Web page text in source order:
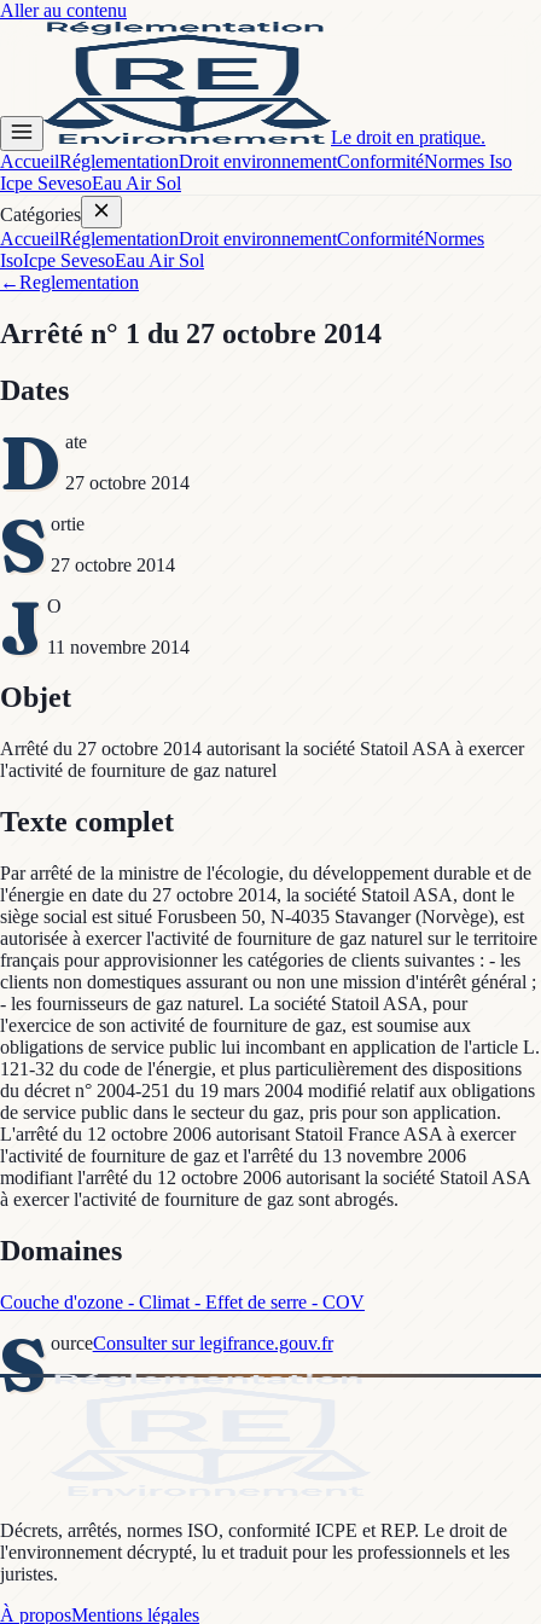
Aller au contenu
Le droit en pratique.
AccueilRéglementationDroit environnementConformitéNormes Iso
Icpe SevesoEau Air Sol
Catégories
AccueilRéglementationDroit environnementConformitéNormes
IsoIcpe SevesoEau Air Sol
←Reglementation
Arrêté n° 1 du 27 octobre 2014
Dates
D ate
27 octobre 2014
S ortie
27 octobre 2014
J O
11 novembre 2014
Objet
Arrêté du 27 octobre 2014 autorisant la société Statoil ASA à exercer
l'activité de fourniture de gaz naturel
Texte complet
Par arrêté de la ministre de l'écologie, du développement durable et de
l'énergie en date du 27 octobre 2014, la société Statoil ASA, dont le
siège social est situé Forusbeen 50, N-4035 Stavanger (Norvège), est
autorisée à exercer l'activité de fourniture de gaz naturel sur le territoire
français pour approvisionner les catégories de clients suivantes : - les
clients non domestiques assurant ou non une mission d'intérêt général ;
- les fournisseurs de gaz naturel. La société Statoil ASA, pour
l'exercice de son activité de fourniture de gaz, est soumise aux
obligations de service public lui incombant en application de l'article L.
121-32 du code de l'énergie, et plus particulièrement des dispositions
du décret n° 2004-251 du 19 mars 2004 modifié relatif aux obligations
de service public dans le secteur du gaz, pris pour son application.
L'arrêté du 12 octobre 2006 autorisant Statoil France ASA à exercer
l'activité de fourniture de gaz et l'arrêté du 13 novembre 2006
modifiant l'arrêté du 12 octobre 2006 autorisant la société Statoil ASA
à exercer l'activité de fourniture de gaz sont abrogés.
Domaines
Couche d'ozone - Climat - Effet de serre - COV
S ourceConsulter sur legifrance.gouv.fr
Décrets, arrêtés, normes ISO, conformité ICPE et REP. Le droit de
l'environnement décrypté, lu et traduit pour les professionnels et les
juristes.
À proposMentions légales